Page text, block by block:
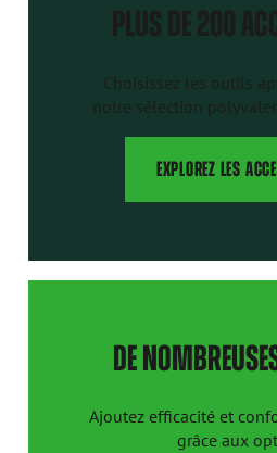
PLUS DE 200
Choisissez les outils
notre sélection
EXPLOREZ LES
DE
Ajoutez efficacité et
grâce aux